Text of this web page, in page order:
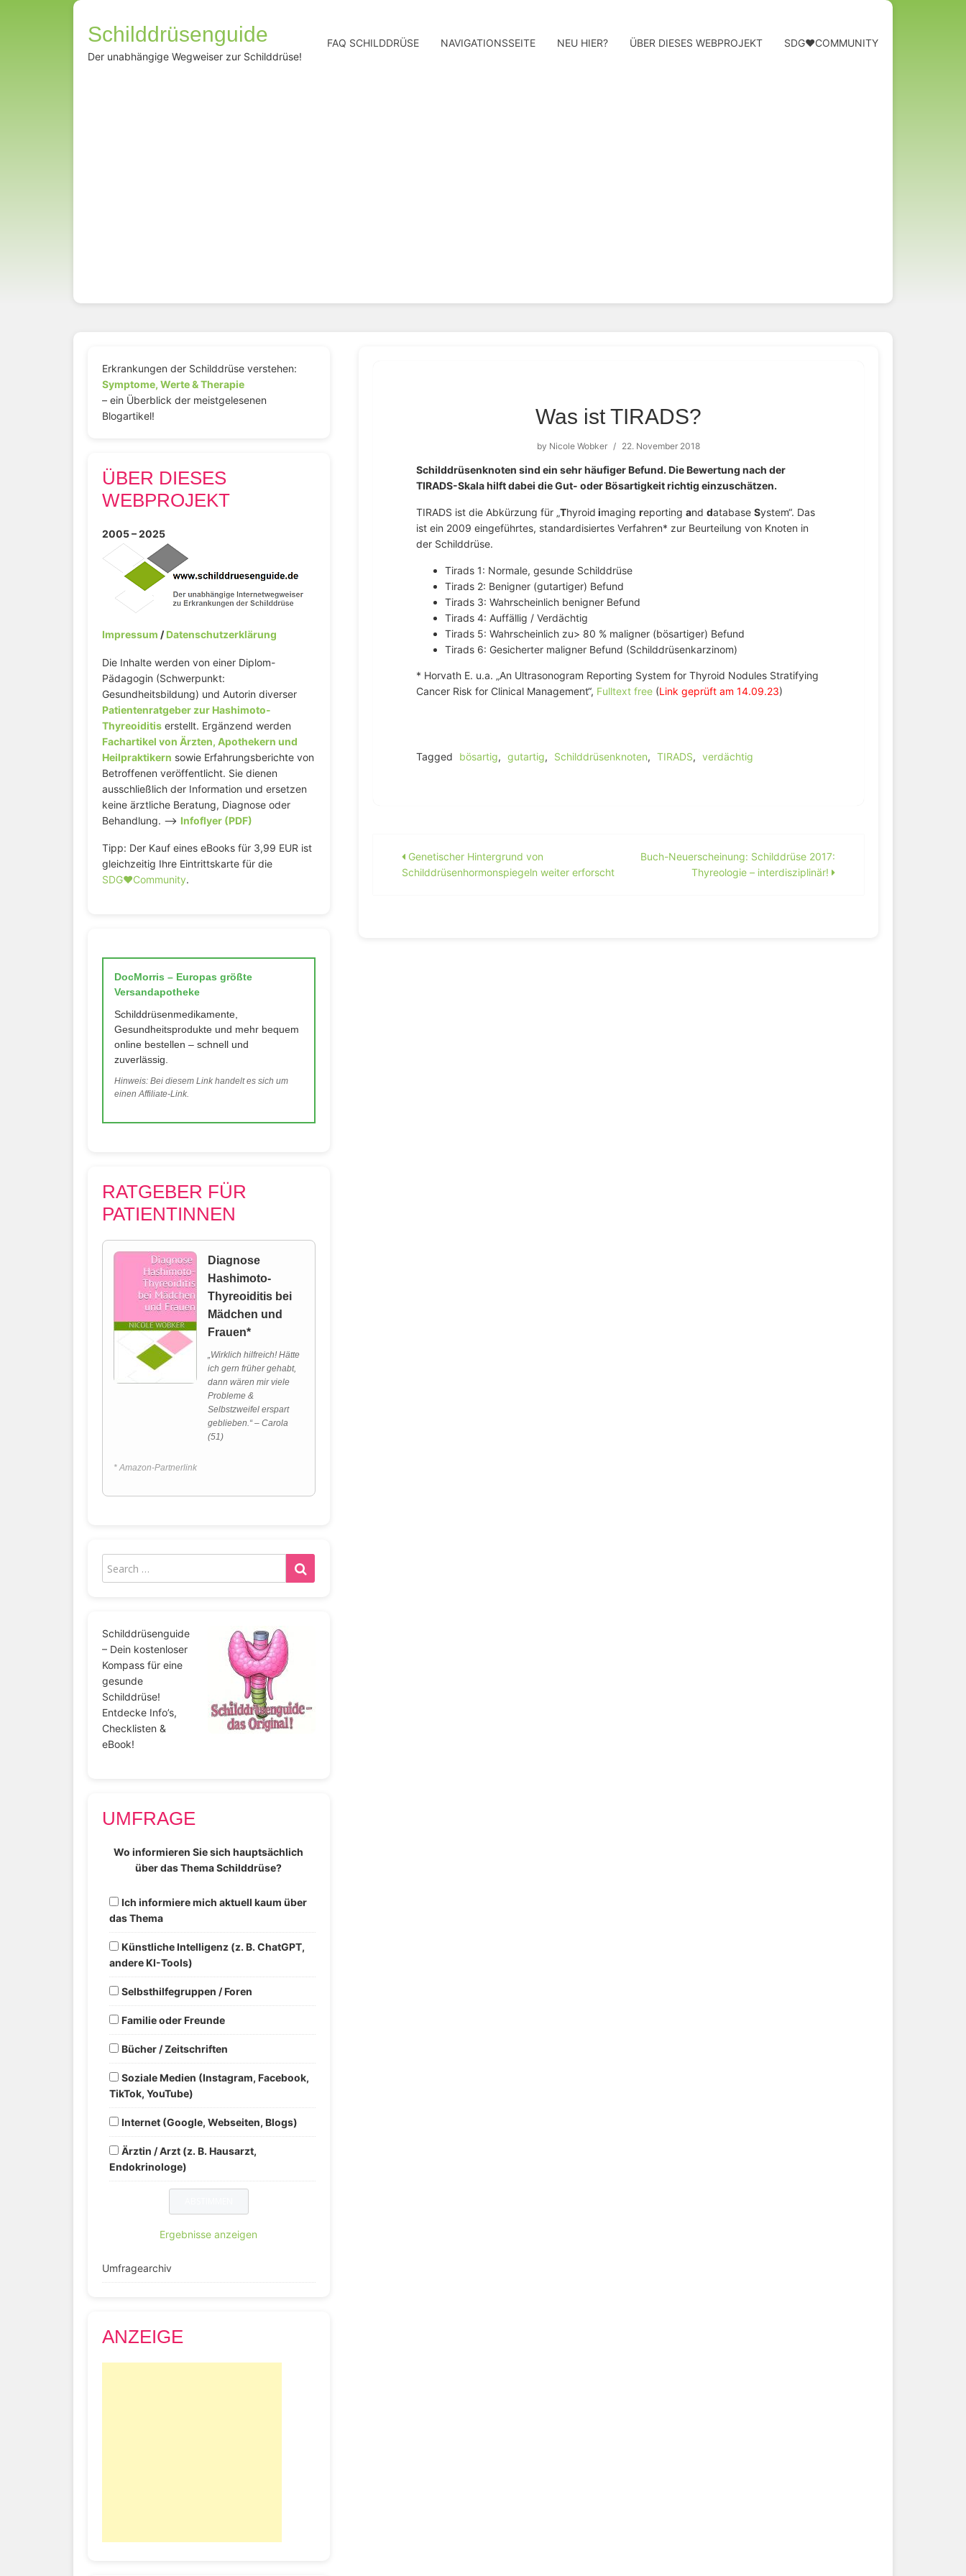
Schilddrüsenguide
Der unabhängige Wegweiser zur Schilddrüse!
FAQ SCHILDDRÜSE NAVIGATIONSSEITE NEU HIER? ÜBER DIESES WEBPROJEKT SDG❤️COMMUNITY
Was ist TIRADS?
by Nicole Wobker / 22. November 2018
Schilddrüsenknoten sind ein sehr häufiger Befund. Die Bewertung nach der
TIRADS-Skala hilft dabei die Gut- oder Bösartigkeit richtig einzuschätzen.
TIRADS ist die Abkürzung für „Thyroid imaging reporting and database System“. Das
ist ein 2009 eingeführtes, standardisiertes Verfahren* zur Beurteilung von Knoten in
der Schilddrüse.
Tirads 1: Normale, gesunde Schilddrüse
Tirads 2: Benigner (gutartiger) Befund
Tirads 3: Wahrscheinlich benigner Befund
Tirads 4: Auffällig / Verdächtig
Tirads 5: Wahrscheinlich zu> 80 % maligner (bösartiger) Befund
Tirads 6: Gesicherter maligner Befund (Schilddrüsenkarzinom)
* Horvath E. u.a. „An Ultrasonogram Reporting System for Thyroid Nodules Stratifying
Cancer Risk for Clinical Management“, Fulltext free(Link geprüft am 14.09.23)
Tagged bösartig, gutartig, Schilddrüsenknoten, TIRADS, verdächtig
Beitragsnavigation
Genetischer Hintergrund von
Schilddrüsenhormonspiegeln weiter erforscht
Buch-Neuerscheinung: Schilddrüse 2017:
Thyreologie – interdisziplinär!
Erkrankungen der Schilddrüse verstehen:
Symptome, Werte & Therapie
– ein Überblick der meistgelesenen
Blogartikel!
ÜBER DIESES
WEBPROJEKT
2005 – 2025
Impressum /Datenschutzerklärung
Die Inhalte werden von einer Diplom-
Pädagogin (Schwerpunkt:
Gesundheitsbildung) und Autorin diverser
Patientenratgeber zur Hashimoto-
Thyreoiditis erstellt. Ergänzend werden
Fachartikel von Ärzten, Apothekern und
Heilpraktikern sowie Erfahrungsberichte von
Betroffenen veröffentlicht. Sie dienen
ausschließlich der Information und ersetzen
keine ärztliche Beratung, Diagnose oder
Behandlung. –> Infoflyer (PDF)
Tipp: Der Kauf eines eBooks für 3,99 EUR ist
gleichzeitig Ihre Eintrittskarte für die
SDG♥️Community.
DocMorris – Europas größte
Versandapotheke
Schilddrüsenmedikamente,
Gesundheitsprodukte und mehr bequem
online bestellen – schnell und
zuverlässig.
Hinweis: Bei diesem Link handelt es sich um
einen Affiliate-Link.
RATGEBER FÜR
PATIENTINNEN
Diagnose
Hashimoto-
Thyreoiditis bei
Mädchen und
Frauen*
„Wirklich hilfreich! Hätte
ich gern früher gehabt,
dann wären mir viele
Probleme &
Selbstzweifel erspart
geblieben.“ – Carola
(51)
* Amazon-Partnerlink
Schilddrüsenguide
– Dein kostenloser
Kompass für eine
gesunde
Schilddrüse!
Entdecke Info’s,
Checklisten &
eBook!
UMFRAGE
Wo informieren Sie sich hauptsächlich
über das Thema Schilddrüse?
Ich informiere mich aktuell kaum über
das Thema
Künstliche Intelligenz (z. B. ChatGPT,
andere KI-Tools)
Selbsthilfegruppen / Foren
Familie oder Freunde
Bücher / Zeitschriften
Soziale Medien (Instagram, Facebook,
TikTok, YouTube)
Internet (Google, Webseiten, Blogs)
Ärztin / Arzt (z. B. Hausarzt,
Endokrinologe)
Ergebnisse anzeigen
Umfragearchiv
ANZEIGE